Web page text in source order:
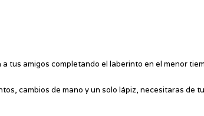
tus amigos completando el laberinto en el menor
cambios de mano y un solo lápiz, necesitaras de